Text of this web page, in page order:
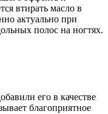
втирать масло в
актуально при
полос на ногтях.
его в качестве
благоприятное